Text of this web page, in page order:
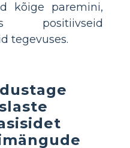
kõige paremini,
positiivseid
tegevuses.